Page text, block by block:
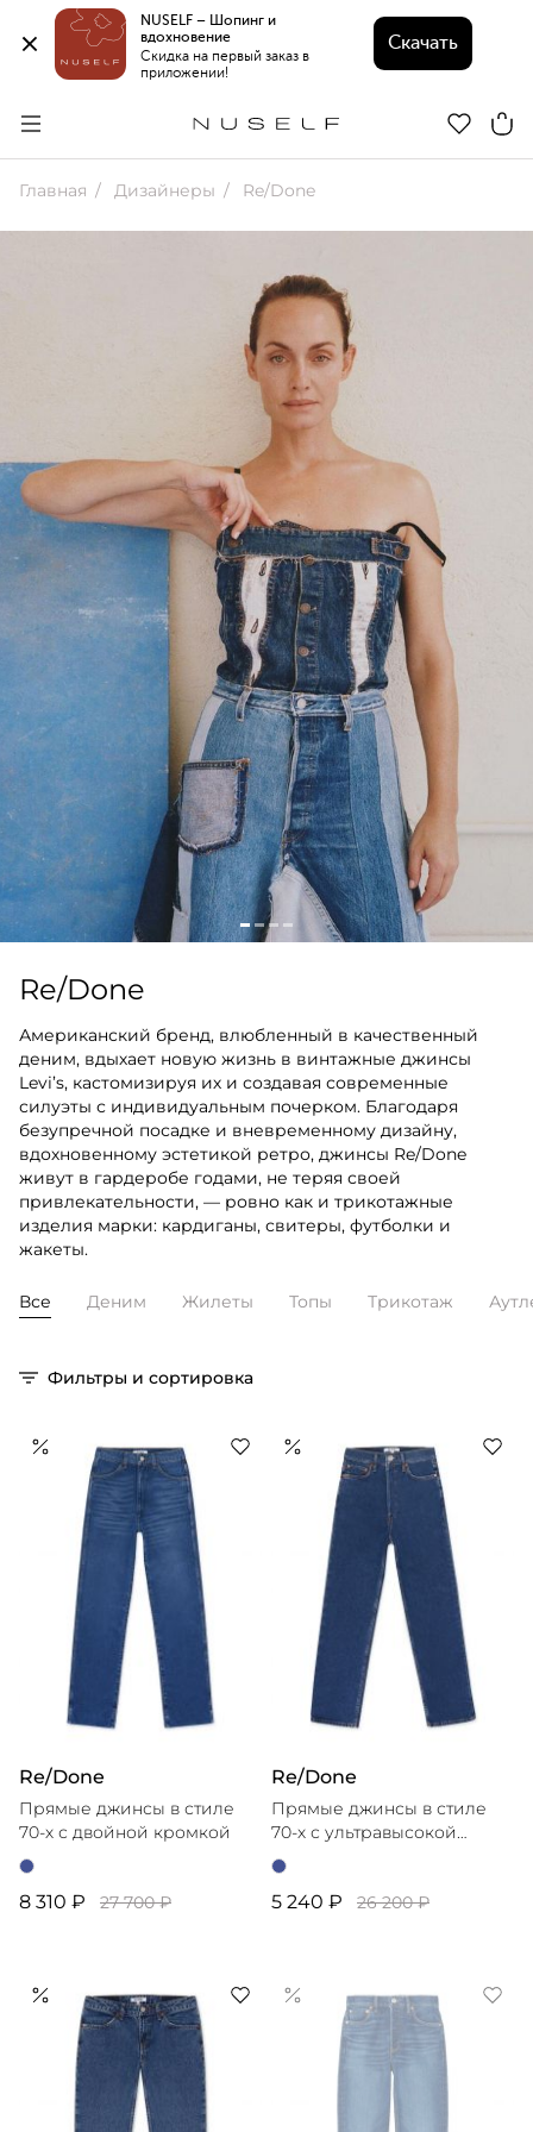
NUSELF – Шопинг и
вдохновение
Скидка на первый заказ в
приложении!
Скачать
Главная Дизайнеры Re/Done
Re/Done
Американский бренд, влюбленный в качественный
деним, вдыхает новую жизнь в винтажные джинсы
Levi’s, кастомизируя их и создавая современные
силуэты с индивидуальным почерком. Благодаря
безупречной посадке и вневременному дизайну,
вдохновенному эстетикой ретро, джинсы Re/Done
живут в гардеробе годами, не теряя своей
привлекательности, — ровно как и трикотажные
изделия марки: кардиганы, свитеры, футболки и
жакеты.
Все Деним Жилеты Топы Трикотаж
Фильтры и сортировка
Re/Done
Прямые джинсы в стиле
70-х с двойной кромкой
8 310 ₽ 27 700 ₽
Re/Done
Прямые джинсы в стиле
70-х с ультравысокой
посадкой
5 240 ₽ 26 200 ₽